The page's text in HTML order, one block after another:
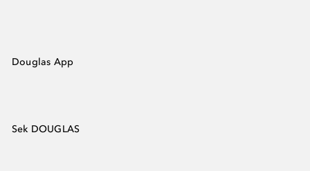
Douglas App
Sek DOUGLAS